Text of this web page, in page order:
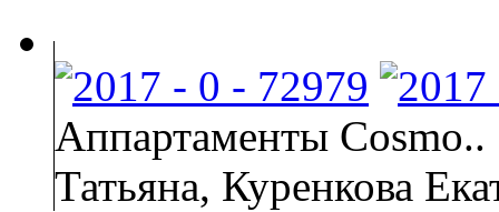
Аппартаменты Cosmo..
Татьяна, Куренкова